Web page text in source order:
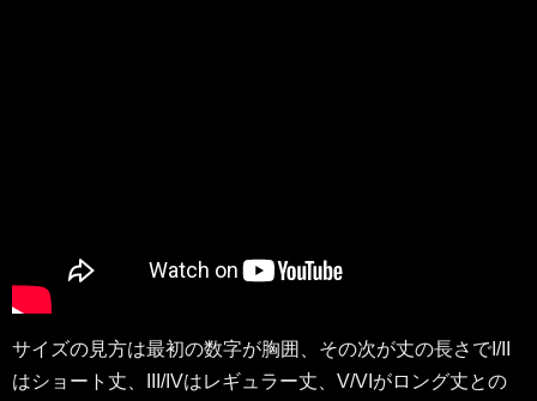
サイズの見方は最初の数字が胸囲、その次が丈の長さでI/II
はショート丈、III/IVはレギュラー丈、V/VIがロング丈との